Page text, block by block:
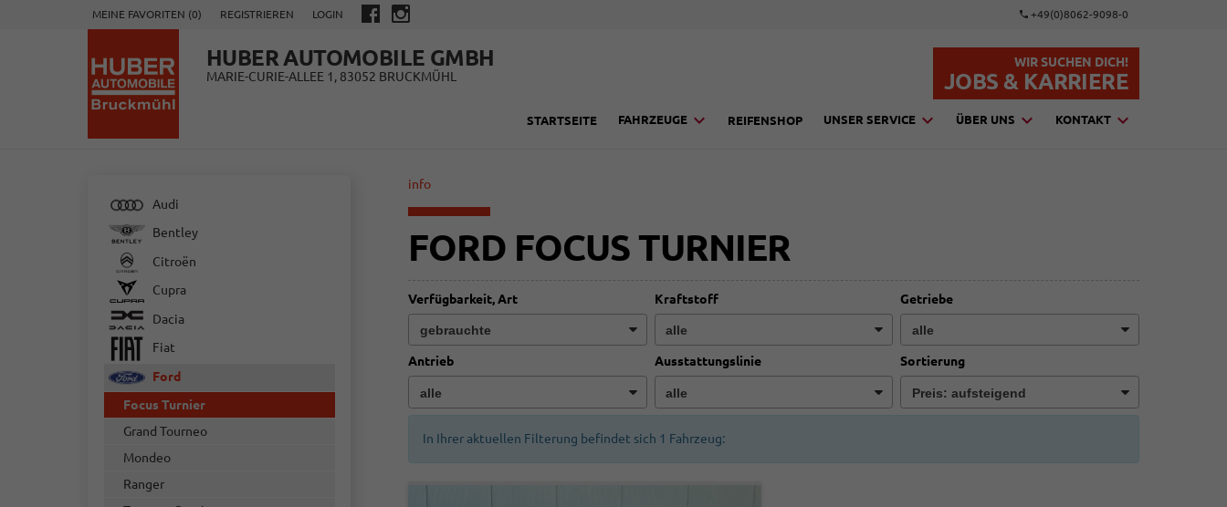
MEINE FAVORITEN (0) REGISTRIEREN LOGIN +49(0)8062-9098-0
HUBER AUTOMOBILE GMBH
MARIE-CURIE-ALLEE 1, 83052 BRUCKMÜHL
WIR SUCHEN DICH!
JOBS & KARRIERE
STARTSEITE FAHRZEUGE REIFENSHOP UNSER SERVICE ÜBER UNS KONTAKT
info
FORD FOCUS TURNIER
Verfügbarkeit, Art Kraftstoff Getriebe
Antrieb Ausstattungslinie Sortierung
In Ihrer aktuellen Filterung befindet sich 1 Fahrzeug:
Audi
Bentley
Citroën
Cupra
Dacia
Fiat
Ford
Focus Turnier
Grand Tourneo
Mondeo
Ranger